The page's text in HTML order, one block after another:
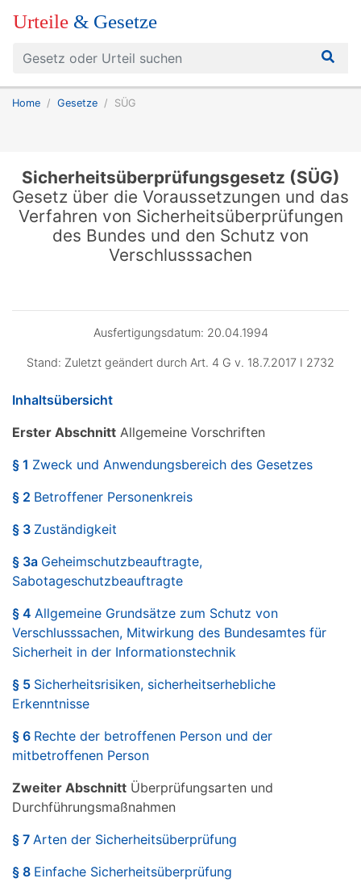
Urteile & Gesetze
Home Gesetze SÜG
Sicherheitsüberprüfungsgesetz (SÜG)
Gesetz über die Voraussetzungen und das
Verfahren von Sicherheitsüberprüfungen
des Bundes und den Schutz von
Verschlusssachen
Ausfertigungsdatum: 20.04.1994
Stand: Zuletzt geändert durch Art. 4 G v. 18.7.2017 I 2732
Inhaltsübersicht
Erster Abschnitt Allgemeine Vorschriften
§ 1 Zweck und Anwendungsbereich des Gesetzes
§ 2 Betroffener Personenkreis
§ 3 Zuständigkeit
§ 3a Geheimschutzbeauftragte,
Sabotageschutzbeauftragte
§ 4 Allgemeine Grundsätze zum Schutz von
Verschlusssachen, Mitwirkung des Bundesamtes für
Sicherheit in der Informationstechnik
§ 5 Sicherheitsrisiken, sicherheitserhebliche
Erkenntnisse
§ 6 Rechte der betroffenen Person und der
mitbetroffenen Person
Zweiter Abschnitt Überprüfungsarten und
Durchführungsmaßnahmen
§ 7 Arten der Sicherheitsüberprüfung
§ 8 Einfache Sicherheitsüberprüfung